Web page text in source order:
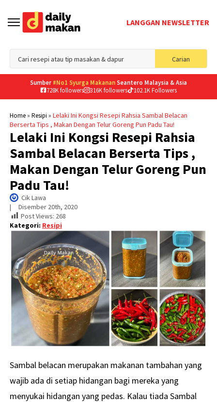
LANGGAN NEWSLETTER
Carian
for:
Sumber #No1 Syurga MakananSeantero Malaysia & Asia
728K followers
316K followers 102.1K Followers
Home» Resipi » Lelaki Ini Kongsi Resepi Rahsia Sambal Belacan
Berserta Tips , Makan Dengan Telur Goreng Pun Padu Tau!
Lelaki Ini Kongsi Resepi Rahsia
Sambal Belacan Berserta Tips ,
Makan Dengan Telur Goreng Pun
Padu Tau!
Cik Lawa
| Disember 20th, 2020
Post Views: 268
Kategori: Resipi
Sambal belacan merupakan makanan tambahan yang
wajib ada di setiap hidangan bagi mereka yang
menyukai hidangan yang pedas. Kalau tiada Sambal